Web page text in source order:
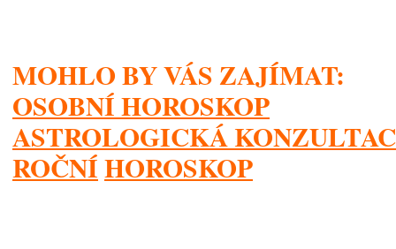
MOHLO BY VÁS ZAJÍMAT:
OSOBNÍ HOROSKOP
ASTROLOGICKÁ
ROČNÍHOROSKOP